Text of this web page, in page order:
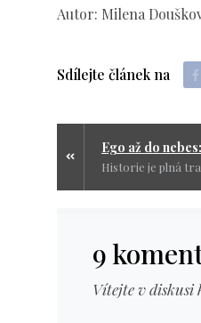
Autor: Milena
Sdílejte článek na
9
Vítejte v diskusi